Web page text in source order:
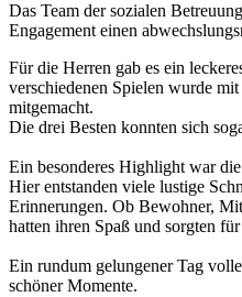
Das Team der sozialen
Engagement einen
Für die Herren gab es ein
verschiedenen Spielen wurde
mitgemacht.
Die drei Besten konnten sich
Ein besonderes Highlight war
Hier entstanden viele lustige
Erinnerungen. Ob Bewohner,
hatten ihren Spaß und sorgten
Ein rundum gelungener Tag
schöner Momente.